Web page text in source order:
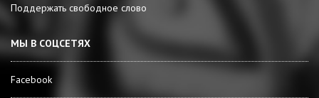
Поддержать свободное слово
МЫ В СОЦСЕТЯХ
Facebook